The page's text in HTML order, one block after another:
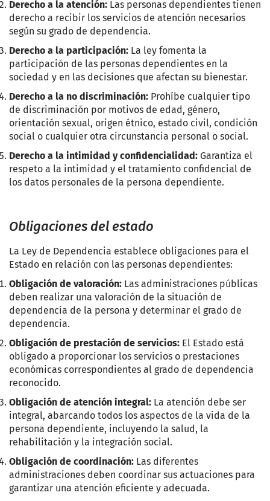
Derecho a la atención: Las personas dependientes tienen
derecho a recibir los servicios de atención necesarios
según su grado de dependencia.
Derecho a la participación: La ley fomenta la
participación de las personas dependientes en la
sociedad y en las decisiones que afectan su bienestar.
Derecho a la no discriminación: Prohíbe cualquier tipo
de discriminación por motivos de edad, género,
orientación sexual, origen étnico, estado civil, condición
social o cualquier otra circunstancia personal o social.
Derecho a la intimidad y confidencialidad: Garantiza el
respeto a la intimidad y el tratamiento confidencial de
los datos personales de la persona dependiente.
Obligaciones del estado
La Ley de Dependencia establece obligaciones para el
Estado en relación con las personas dependientes:
Obligación de valoración: Las administraciones públicas
deben realizar una valoración de la situación de
dependencia de la persona y determinar el grado de
dependencia.
Obligación de prestación de servicios: El Estado está
obligado a proporcionar los servicios o prestaciones
económicas correspondientes al grado de dependencia
reconocido.
Obligación de atención integral: La atención debe ser
integral, abarcando todos los aspectos de la vida de la
persona dependiente, incluyendo la salud, la
rehabilitación y la integración social.
Obligación de coordinación: Las diferentes
administraciones deben coordinar sus actuaciones para
garantizar una atención eficiente y adecuada.